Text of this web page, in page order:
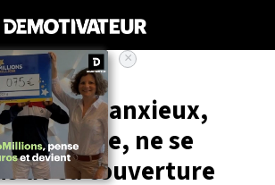
Animaux
et anxieux,
la rue, ne se
de sa couverture
×